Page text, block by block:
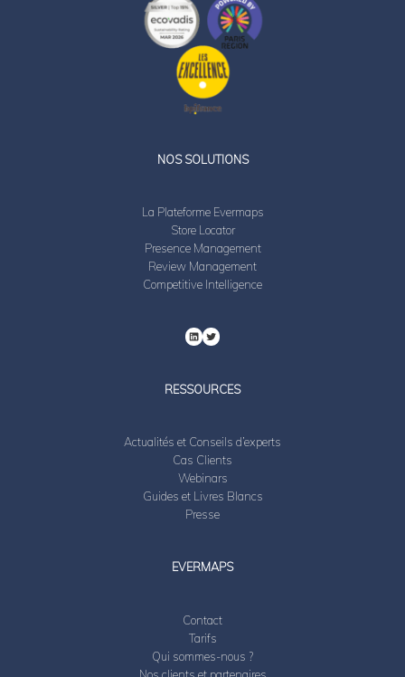
NOS SOLUTIONS
La Plateforme Evermaps
Store Locator
Presence Management
Review Management
Competitive Intelligence
RESSOURCES
Actualités et Conseils d’experts
Cas Clients
Webinars
Guides et Livres Blancs
Presse
EVERMAPS
Contact
Tarifs
Qui sommes-nous ?
Nos clients et partenaires